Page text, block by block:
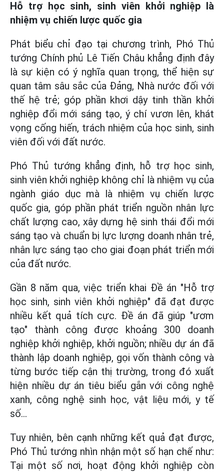
Hỗ trợ học sinh, sinh viên khởi nghiệp là
nhiệm vụ chiến lược quốc gia
Phát biểu chỉ đạo tại chương trình, Phó Thủ
tướng Chính phủ Lê Tiến Châu khẳng định đây
là sự kiện có ý nghĩa quan trọng, thể hiện sự
quan tâm sâu sắc của Đảng, Nhà nước đối với
thế hệ trẻ; góp phần khơi dậy tinh thần khởi
nghiệp đổi mới sáng tạo, ý chí vươn lên, khát
vọng cống hiến, trách nhiệm của học sinh, sinh
viên đối với đất nước.
Phó Thủ tướng khẳng định, hỗ trợ học sinh,
sinh viên khởi nghiệp không chỉ là nhiệm vụ của
ngành giáo dục mà là nhiệm vụ chiến lược
quốc gia, góp phần phát triển nguồn nhân lực
chất lượng cao, xây dựng hệ sinh thái đổi mới
sáng tạo và chuẩn bị lực lượng doanh nhân trẻ,
nhân lực sáng tạo cho giai đoạn phát triển mới
của đất nước.
Gần 8 năm qua, việc triển khai Đề án "Hỗ trợ
học sinh, sinh viên khởi nghiệp" đã đạt được
nhiều kết quả tích cực. Đề án đã giúp "ươm
tạo" thành công được khoảng 300 doanh
nghiệp khởi nghiệp, khởi nguồn; nhiều dự án đã
thành lập doanh nghiệp, gọi vốn thành công và
từng bước tiếp cận thị trường, trong đó xuất
hiện nhiều dự án tiêu biểu gắn với công nghệ
xanh, công nghệ sinh học, vật liệu mới, y tế
số…
Tuy nhiên, bên cạnh những kết quả đạt được,
Phó Thủ tướng nhìn nhận một số hạn chế như:
Tại một số nơi, hoạt động khởi nghiệp còn